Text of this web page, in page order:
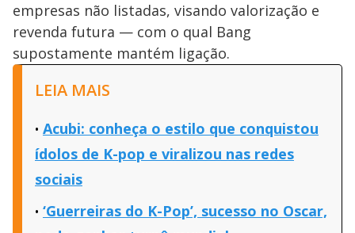
empresas não listadas, visando valorização e
revenda futura — com o qual Bang
supostamente mantém ligação.
LEIA MAIS
Acubi: conheça o estilo que conquistou
ídolos de K-pop e viralizou nas redes
sociais
‘Guerreiras do K-Pop’, sucesso no Oscar,